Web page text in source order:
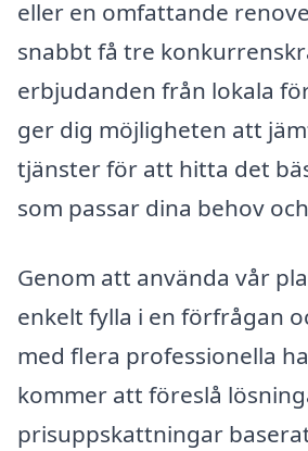
eller en omfattande
snabbt få tre
erbjudanden från lokala
ger dig möjligheten att
tjänster för att hitta det
som passar dina behov
Genom att använda vår
enkelt fylla i en förfrågan
med flera professionella
kommer att föreslå
prisuppskattningar